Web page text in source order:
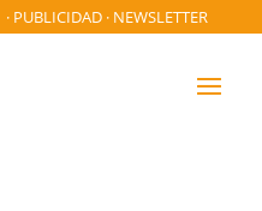
· PUBLICIDAD · NEWSLETTER